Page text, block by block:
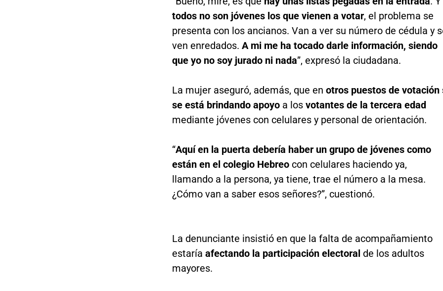
todos no son jóvenes los que vienen a votar, el problema se
presenta con los ancianos. Van a ver su número de cédula y
ven enredados. A mi me ha tocado darle información, siendo
que yo no soy jurado ni nada”, expresó la ciudadana.
La mujer aseguró, además, que en otros puestos de votación
se está brindando apoyo a los votantes de la tercera edad
mediante jóvenes con celulares y personal de orientación.
“Aquí en la puerta debería haber un grupo de jóvenes como
están en el colegio Hebreocon celulares haciendo ya,
llamando a la persona, ya tiene, trae el número a la mesa.
¿Cómo van a saber esos señores?”, cuestionó.
La denunciante insistió en que la falta de acompañamiento
estaría afectando la participación electoral de los adultos
mayores.